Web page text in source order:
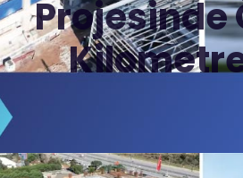
Projesinde